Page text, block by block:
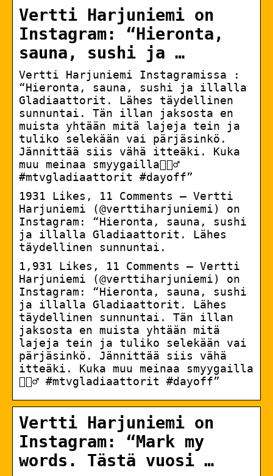
Vertti Harjuniemi on
Instagram: “Hieronta,
sauna, sushi ja …
Vertti Harjuniemi Instagramissa :
“Hieronta, sauna, sushi ja illalla
Gladiaattorit. Lähes täydellinen
sunnuntai. Tän illan jaksosta en
muista yhtään mitä lajeja tein ja
tuliko selekään vai pärjäsinkö.
Jännittää siis vähä itteäki. Kuka
muu meinaa smyygailla🙋🏽‍♂️
#mtvgladiaattorit #dayoff”
1931 Likes, 11 Comments – Vertti
Harjuniemi (@verttiharjuniemi) on
Instagram: “Hieronta, sauna, sushi
ja illalla Gladiaattorit. Lähes
täydellinen sunnuntai.
1,931 Likes, 11 Comments – Vertti
Harjuniemi (@verttiharjuniemi) on
Instagram: “Hieronta, sauna, sushi
ja illalla Gladiaattorit. Lähes
täydellinen sunnuntai. Tän illan
jaksosta en muista yhtään mitä
lajeja tein ja tuliko selekään vai
pärjäsinkö. Jännittää siis vähä
itteäki. Kuka muu meinaa smyygailla
🙋🏽‍♂️ #mtvgladiaattorit #dayoff”
Vertti Harjuniemi on
Instagram: “Mark my
words. Tästä vuosi …